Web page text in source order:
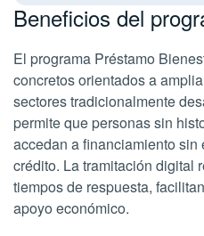
Beneficios del
El programa Préstamo
concretos orientados a
sectores tradicionalmente
permite que personas sin
accedan a financiamiento
crédito. La tramitación digital
tiempos de respuesta,
apoyo económico.